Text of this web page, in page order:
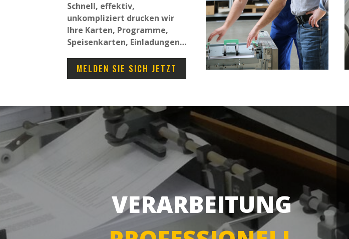
Schnell, effektiv,
unkompliziert drucken wir
Ihre Karten, Programme,
Speisenkarten, Einladungen…
MELDEN SIE SICH JETZT
VERARBEITUNG